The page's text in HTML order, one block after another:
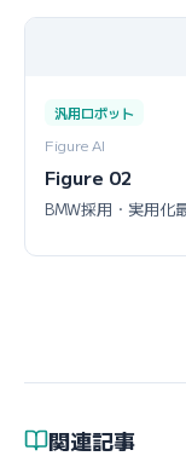
汎用ロボット
Figure AI
Figure 02
BMW採用・実用化
関連記事